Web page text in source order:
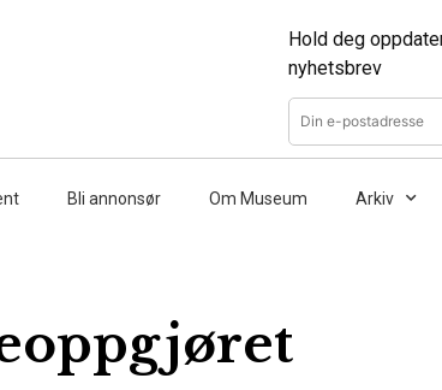
Hold deg
nyhetsbrev
Bli annonsør Om Museum Arkiv